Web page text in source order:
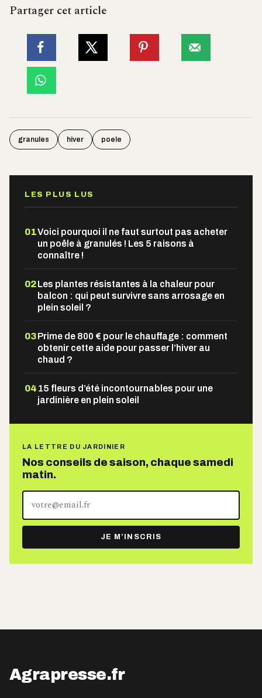
Partager cet article
granules hiver poele
LES PLUS LUS
01Voici pourquoi il ne faut surtout pas acheter
un poêle à granulés ! Les 5 raisons à
connaître !
02Les plantes résistantes à la chaleur pour
balcon : qui peut survivre sans arrosage en
plein soleil ?
03Prime de 800 € pour le chauffage : comment
obtenir cette aide pour passer l’hiver au
chaud ?
04 15 fleurs d’été incontournables pour une
jardinière en plein soleil
LA LETTRE DU JARDINIER
Nos conseils de saison, chaque samedi
matin.
Votre
adresse
e-
mail
JE M’INSCRIS
Agrapresse.fr